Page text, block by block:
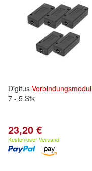
Digitus Verbindungsmodul
7 - 5 Stk
23,20 €
Kostenloser Versand